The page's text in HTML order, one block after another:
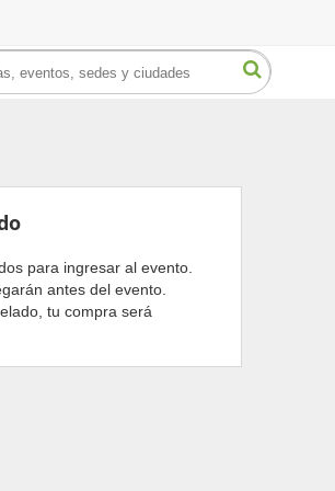
para ingresar al evento.
antes del evento.
tu compra será